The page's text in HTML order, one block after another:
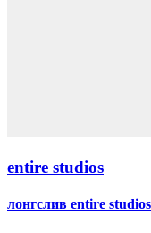
entire studios
лонгслив entire